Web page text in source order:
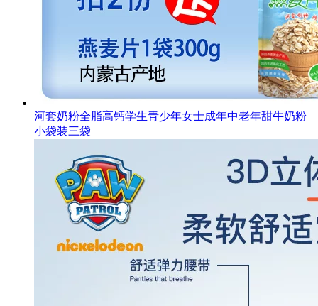
河套奶粉全脂高钙学生青少年女士成年中老年甜牛奶粉
小袋装三袋